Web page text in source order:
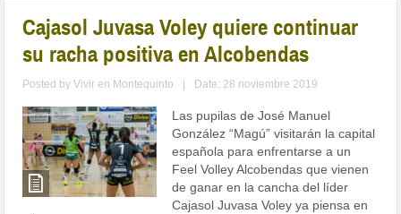
Cajasol Juvasa Voley quiere continuar
su racha positiva en Alcobendas
Posted byVivir en Montequinto Date: 28 noviembre 2019
Las pupilas de José Manuel
González “Magú” visitarán la capital
española para enfrentarse a un
Feel Volley Alcobendas que vienen
de ganar en la cancha del líder
Cajasol Juvasa Voley ya piensa en